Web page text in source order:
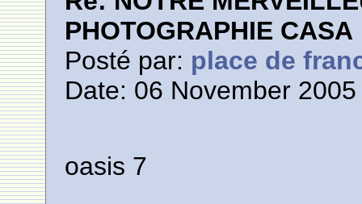
PHOTOGRAPHIE CASA
Posté par: place de
Date: 06 November
oasis 7